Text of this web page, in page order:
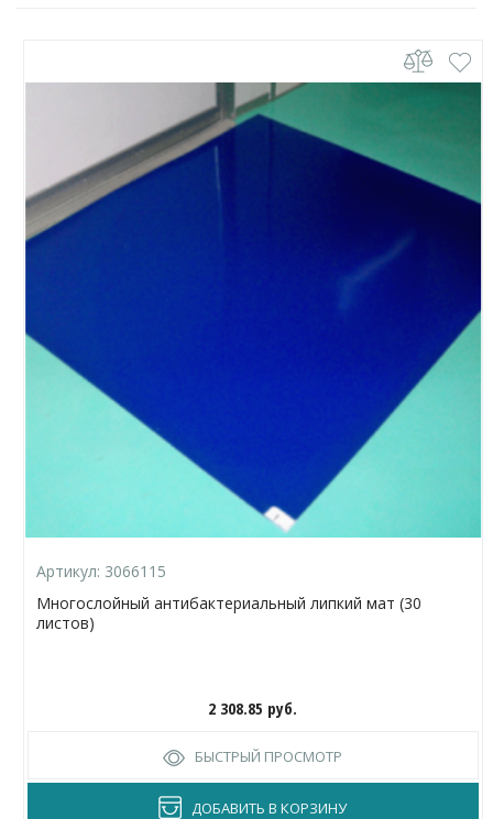
Артикул: 3066115
Многослойный антибактериальный липкий мат (30
листов)
2 308.85 руб.
БЫСТРЫЙ ПРОСМОТР
ДОБАВИТЬ В КОРЗИНУ